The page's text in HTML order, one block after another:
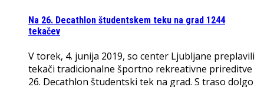
Na 26. Decathlon študentskem teku na grad 1244
tekačev
V torek, 4. junija 2019, so center Ljubljane preplavili
tekači tradicionalne športno rekreativne prireditve
26. Decathlon študentski tek na grad. S traso dolgo